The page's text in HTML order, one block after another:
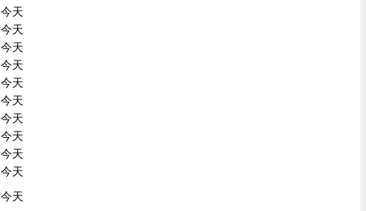
今天
今天
今天
今天
今天
今天
今天
今天
今天
今天
今天